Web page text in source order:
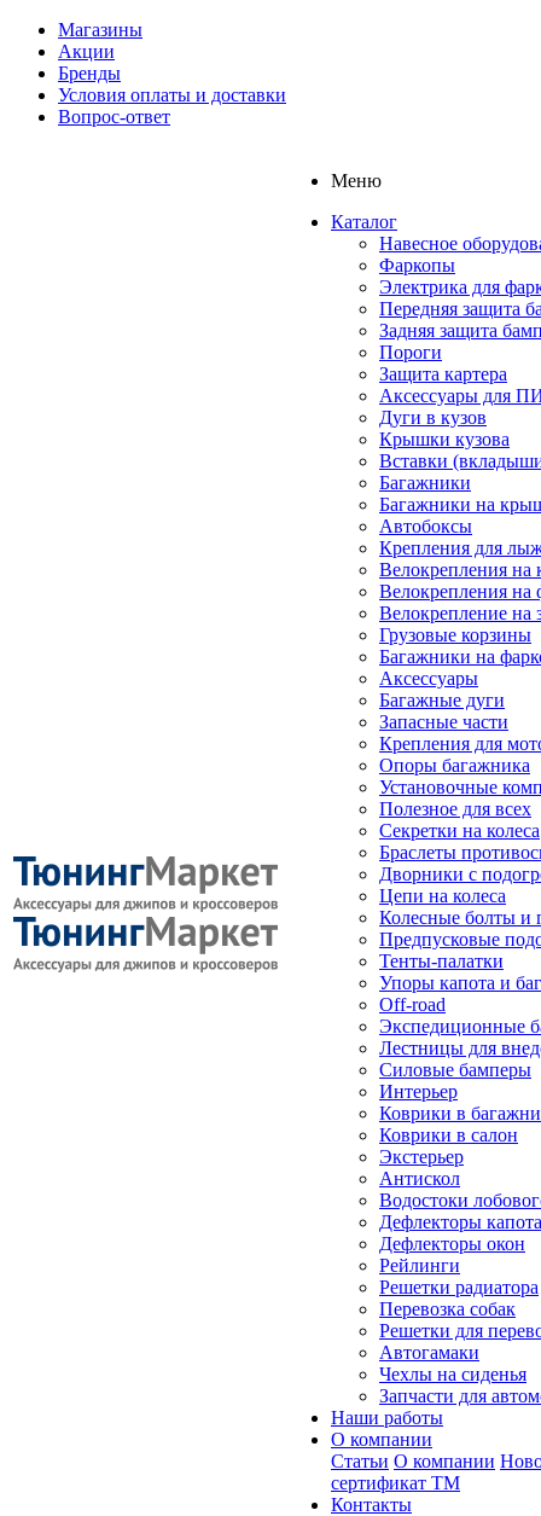
Магазины
Акции
Бренды
Условия оплаты и доставки
Вопрос-ответ
Меню
Каталог
Навесное
Фаркопы
Электрика для
Передняя защита
Задняя защита
Пороги
Защита картера
Аксессуары для
Дуги в кузов
Крышки кузова
Вставки
Багажники
Багажники на
Автобоксы
Крепления для
Велокрепления
Велокрепления на
Велокрепление на
Грузовые корзины
Багажники на
Аксессуары
Багажные дуги
Запасные части
Крепления для
Опоры багажника
Установочные
Полезное для всех
Секретки на колеса
Браслеты
Дворники с
Цепи на колеса
Колесные болты и
Предпусковые
Тенты-палатки
Упоры капота и
Off-road
Экспедиционные
Лестницы для
Силовые бамперы
Интерьер
Коврики в
Коврики в салон
Экстерьер
Антискол
Водостоки
Дефлекторы капота
Дефлекторы окон
Рейлинги
Решетки радиатора
Перевозка собак
Решетки для
Автогамаки
Чехлы на сиденья
Запчасти для
Наши работы
О компании
Статьи О компании
сертификат ТМ
Контакты